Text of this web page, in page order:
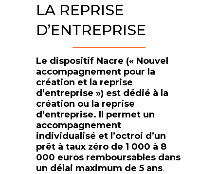
LA REPRISE
D’ENTREPRISE
Le dispositif Nacre (« Nouvel
accompagnement pour la
création et la reprise
d’entreprise ») est dédié à la
création ou la reprise
d’entreprise. Il permet un
accompagnement
individualisé et l’octroi d’un
prêt à taux zéro de 1 000 à 8
000 euros remboursables dans
un délai maximum de 5 ans.